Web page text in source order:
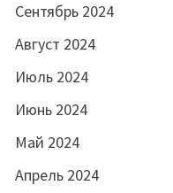
Сентябрь 2024
Август 2024
Июль 2024
Июнь 2024
Май 2024
Апрель 2024